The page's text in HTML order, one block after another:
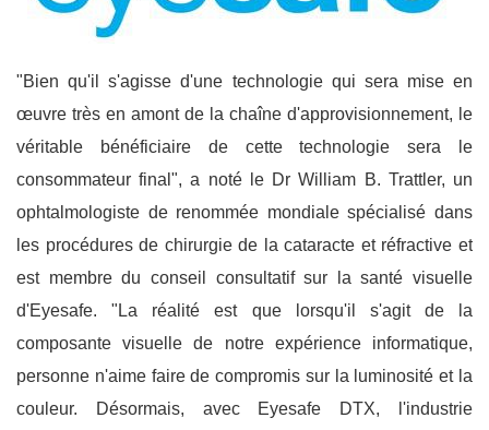
"Bien qu'il s'agisse d'une technologie qui sera mise en
œuvre très en amont de la chaîne d'approvisionnement, le
véritable bénéficiaire de cette technologie sera le
consommateur final", a noté le Dr William B. Trattler, un
ophtalmologiste de renommée mondiale spécialisé dans
les procédures de chirurgie de la cataracte et réfractive et
est membre du conseil consultatif sur la santé visuelle
d'Eyesafe. "La réalité est que lorsqu'il s'agit de la
composante visuelle de notre expérience informatique,
personne n'aime faire de compromis sur la luminosité et la
couleur. Désormais, avec Eyesafe DTX, l'industrie